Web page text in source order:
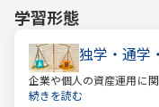
学習形態
独学・通学
企業や個人の資産運用に
計を提案するファイナンシ
続きを読む